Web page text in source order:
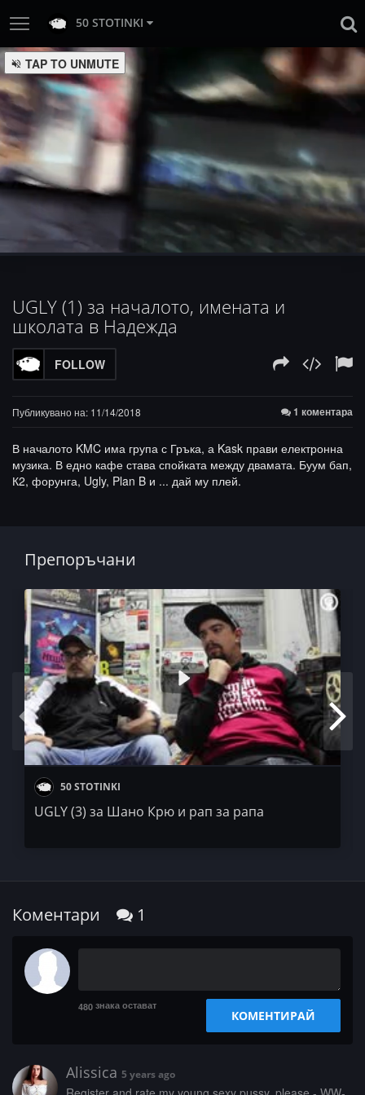
50 STOTINKI
Loaded
0%
Progress
0%
UGLY (1) за началото, имената и
школата в Надежда
FOLLOW
Публикувано на: 11/14/2018 1 коментара
В началото KMC има група с Гръка, а Kask прави електронна
музика. В едно кафе става спойката между двамата. Буум бап,
К2, форунга, Ugly, Plan B и ... дай му плей.
Препоръчани
50 STOTINKI
UGLY (3) за Шано Крю и рап за рапа
Коментари 1
480 знака остават
КОМЕНТИРАЙ
Alissica 5 years ago